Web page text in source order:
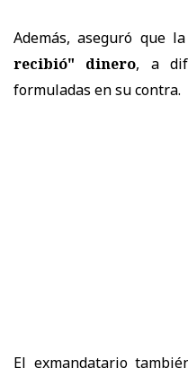
Además, aseguró que
recibió" dinero, a
formuladas en su contra.
El exmandatario